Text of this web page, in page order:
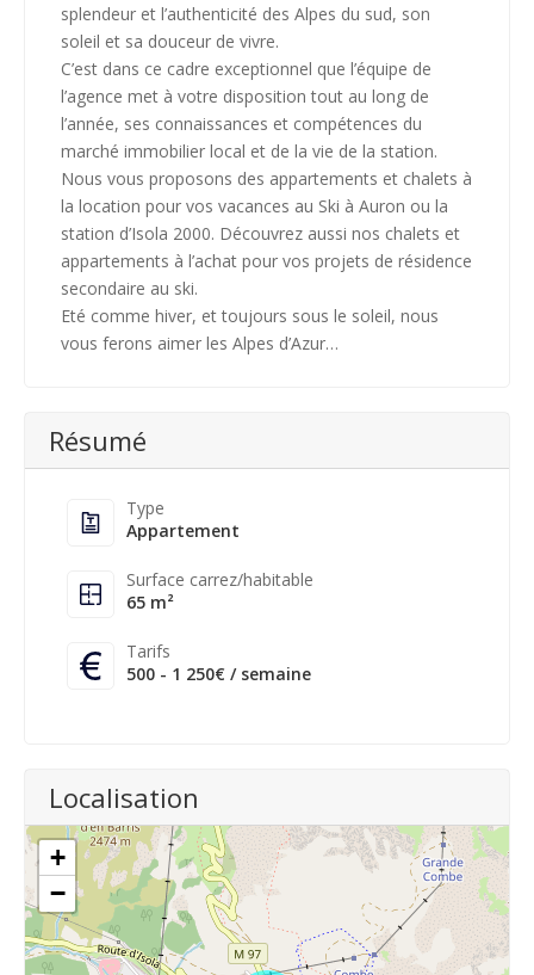
splendeur et l’authenticité des Alpes du sud, son
soleil et sa douceur de vivre.
C’est dans ce cadre exceptionnel que l’équipe de
l’agence met à votre disposition tout au long de
l’année, ses connaissances et compétences du
marché immobilier local et de la vie de la station.
Nous vous proposons des appartements et chalets à
la location pour vos vacances au Ski à Auron ou la
station d’Isola 2000. Découvrez aussi nos chalets et
appartements à l’achat pour vos projets de résidence
secondaire au ski.
Eté comme hiver, et toujours sous le soleil, nous
vous ferons aimer les Alpes d’Azur…
Résumé
Type
Appartement
Surface carrez/habitable
65 m²
Tarifs
500 - 1 250€ / semaine
Localisation
+
−